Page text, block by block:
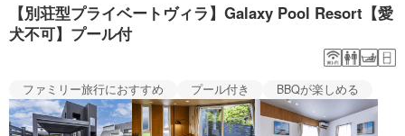
【別荘型プライベートヴィラ】Galaxy Pool Resort【愛
犬不可】プール付
ファミリー旅行におすすめ プール付き BBQが楽しめる